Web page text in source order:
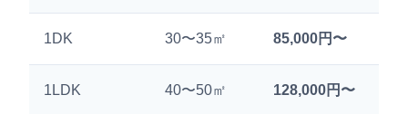
1DK 30〜35㎡ 85,000円〜
1LDK 40〜50㎡ 128,000円〜